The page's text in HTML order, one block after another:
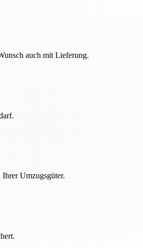
auch mit Lieferung.
Umzugsgüter.